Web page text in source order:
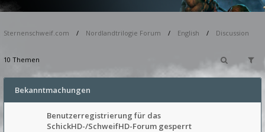
Sternenschweif.com Nordlandtrilogie Forum English Discussion
10 Themen
Bekanntmachungen
Benutzerregistrierung für das
SchickHD-/SchweifHD-Forum gesperrt